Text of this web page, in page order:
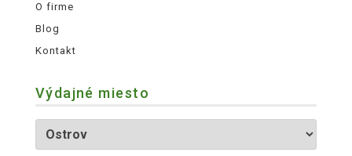
O firme
Blog
Kontakt
Výdajné miesto